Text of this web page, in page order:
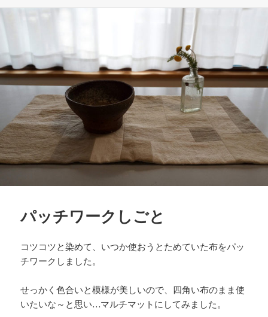
パッチワークしごと
コツコツと染めて、いつか使おうとためていた布をパッ
チワークしました。
せっかく色合いと模様が美しいので、四角い布のまま使
いたいな～と思い…マルチマットにしてみました。